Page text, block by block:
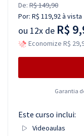
De: R$ 149,90
Por: R$ 119,92à vista
ou 12x de R$
Economize R$
Garantia
Este curso inclui:
Videoaulas